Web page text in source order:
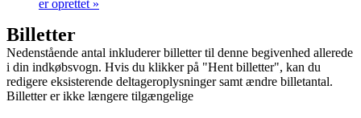
er oprettet »
Billetter
Nedenstående antal inkluderer billetter til denne begivenhed allerede
i din indkøbsvogn. Hvis du klikker på "Hent billetter", kan du
redigere eksisterende deltageroplysninger samt ændre billetantal.
Billetter er ikke længere tilgængelige